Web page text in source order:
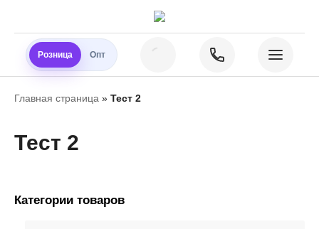
Розница Опт
Главная страница » Тест 2
Тест 2
Категории товаров